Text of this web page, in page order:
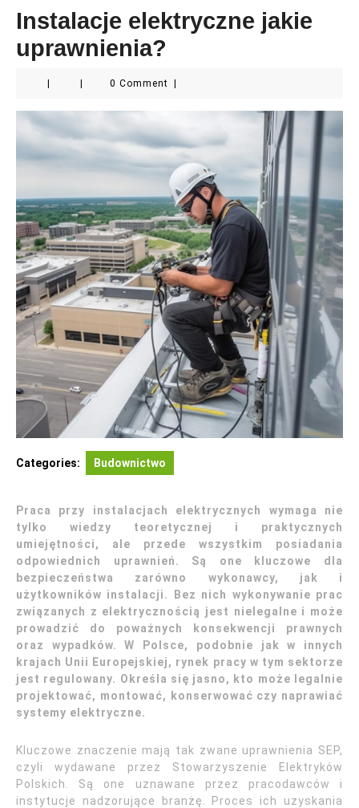
Instalacje elektryczne jakie
uprawnienia?
0 Comment
Categories: Budownictwo
Praca przy instalacjach elektrycznych wymaga nie
tylko wiedzy teoretycznej i praktycznych
umiejętności, ale przede wszystkim posiadania
odpowiednich uprawnień. Są one kluczowe dla
bezpieczeństwa zarówno wykonawcy, jak i
użytkowników instalacji. Bez nich wykonywanie prac
związanych z elektrycznością jest nielegalne i może
prowadzić do poważnych konsekwencji prawnych
oraz wypadków. W Polsce, podobnie jak w innych
krajach Unii Europejskiej, rynek pracy w tym sektorze
jest regulowany. Określa się jasno, kto może legalnie
projektować, montować, konserwować czy naprawiać
systemy elektryczne.
Kluczowe znaczenie mają tak zwane uprawnienia SEP,
czyli wydawane przez Stowarzyszenie Elektryków
Polskich. Są one uznawane przez pracodawców i
instytucje nadzorujące branżę. Proces ich uzyskania